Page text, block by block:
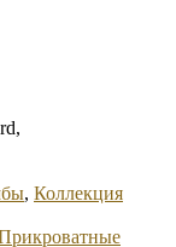
, Коллекция